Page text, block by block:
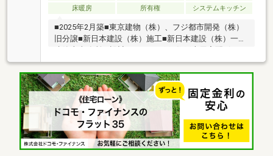
床暖房 所有権 システムキッチン
■2025年2月築■東京建物（株）、フジ都市開発（株）
旧分譲■新日本建設（株）施工■新日本建設（株）一級
ス■オートロック■カラーモニター付インターホン■2階
部分北・東向き角住戸■1LDK+WIC+SIC/35.40m2■浴室
換気乾燥暖房機■オートバス■温水洗浄暖房便座■JR山
手線・京浜東北線・常磐線 宇都宮線・高崎線・上野
東京ライン「上野」駅 徒歩5分■東京メトロ銀座線
「稲荷町」駅 徒歩4分